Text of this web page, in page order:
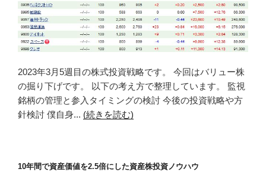
2023年3月5週目の株式投資戦略です。 今回はバリュー株
の掘り下げです。 以下の考え方で整理しています。 監視
銘柄の管理と参入タイミングの検討 今後の投資戦略や方
針検討 僕自身... (続きを読む)
10年間で資産価値を2.5倍にした資産株投資ノウハウ